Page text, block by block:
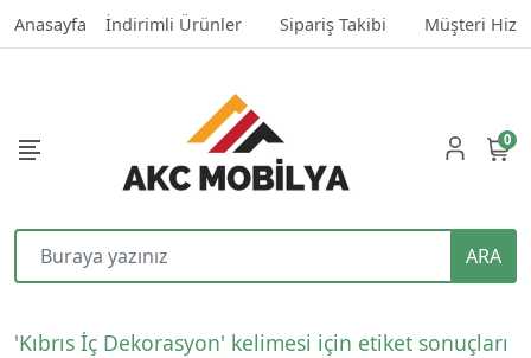
Anasayfa İndirimli Ürünler Sipariş Takibi Müşteri
ARA
0
'Kıbrıs İç Dekorasyon' kelimesi için etiket sonuçları